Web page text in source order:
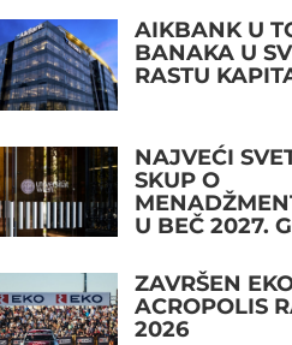
AIKBANK U
BANAKA U
RASTU
NAJVEĆI
SKUP O
U BEČ 2027.
ZAVRŠEN
ACROPOLIS
2026